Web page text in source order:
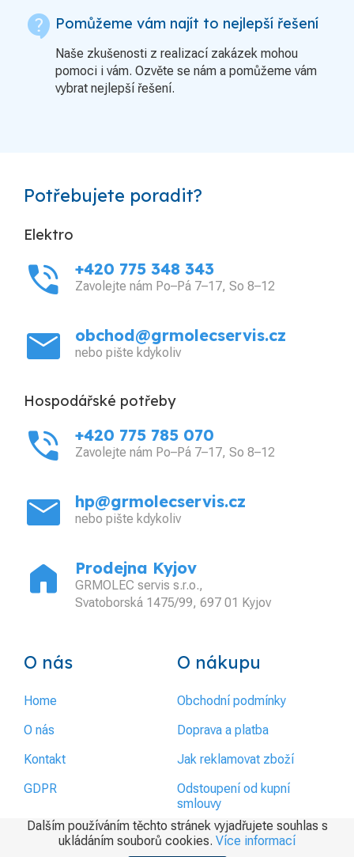
contact_support Pomůžeme vám najít to nejlepší řešení
Naše zkušenosti z realizací zakázek mohou
pomoci i vám. Ozvěte se nám a pomůžeme vám
vybrat nejlepší řešení.
Potřebujete poradit?
Elektro
phone_in_talk +420 775 348 343
Zavolejte nám Po–Pá 7–17, So 8–12
mail obchod@grmolecservis.cz
nebo pište kdykoliv
Hospodářské potřeby
phone_in_talk +420 775 785 070
Zavolejte nám Po–Pá 7–17, So 8–12
mail hp@grmolecservis.cz
nebo pište kdykoliv
home Prodejna Kyjov
GRMOLEC servis s.r.o.,
Svatoborská 1475/99, 697 01 Kyjov
O nás
Home
O nás
Kontakt
GDPR
O nákupu
Obchodní podmínky
Doprava a platba
Jak reklamovat zboží
Odstoupení od kupní
smlouvy
Dalším používáním těchto stránek vyjadřujete souhlas s
ukládáním souborů cookies. Více informací